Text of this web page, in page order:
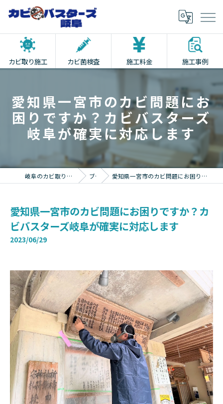
カビ取り施工 カビ菌検査 施工料金 施工事例
愛知県一宮市のカビ問題にお
困りですか？カビバスターズ
岐阜が確実に対応します
岐阜のカビ取りならカビバスターズ岐阜 ブログ 愛知県一宮市のカビ問題にお困りですか？カビバスターズ岐阜が確実に対応します
愛知県一宮市のカビ問題にお困りですか？カ
ビバスターズ岐阜が確実に対応します
2023/06/29